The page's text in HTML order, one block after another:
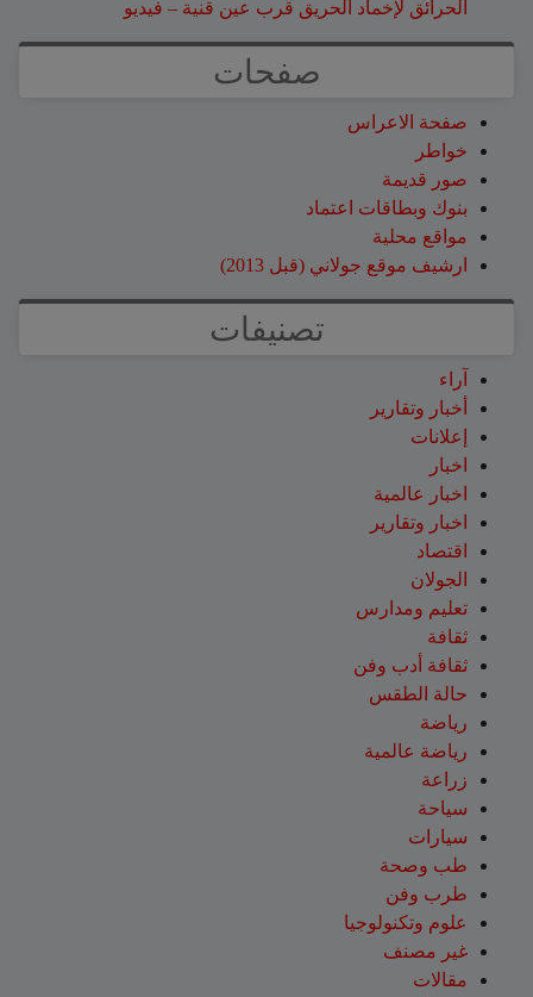
الحرائق لإخماد الحريق قرب عين قنية – فيديو
صفحات
صفحة الاعراس
خواطر
صور قديمة
بنوك وبطاقات اعتماد
مواقع محلية
ارشيف موقع جولاني (قبل 2013)
تصنيفات
آراء
أخبار وتقارير
إعلانات
اخبار
اخبار عالمية
اخبار وتقارير
اقتصاد
الجولان
تعليم ومدارس
ثقافة
ثقافة أدب وفن
حالة الطقس
رياضة
رياضة عالمية
زراعة
سياحة
سيارات
طب وصحة
طرب وفن
علوم وتكنولوجيا
غير مصنف
مقالات